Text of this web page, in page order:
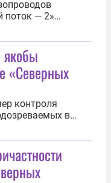
поток — 2»
в
суда. Об
Защита
апелляцию в
«Северных
контроля
в
поток». Об
газета
ничего не
отвёз их в
в кадр...